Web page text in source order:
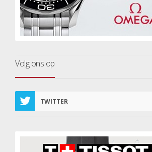
Volg ons op
TWITTER